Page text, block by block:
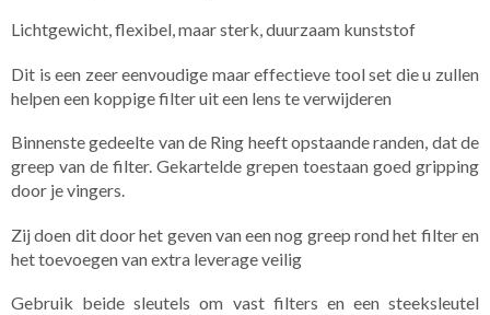
Lichtgewicht, flexibel, maar sterk, duurzaam kunststof
Dit is een zeer eenvoudige maar effectieve tool set die u zullen
helpen een koppige filter uit een lens te verwijderen
Binnenste gedeelte van de Ring heeft opstaande randen, dat de
greep van de filter. Gekartelde grepen toestaan ​​goed gripping
door je vingers.
Zij doen dit door het geven van een nog greep rond het filter en
het toevoegen van extra leverage veilig
Gebruik beide sleutels om vast filters en een steeksleutel